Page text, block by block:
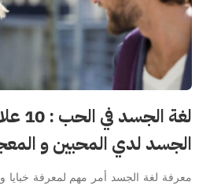
لغة
الجسد لدي المحبين و
معرفة لغة الجسد أمر مهم لمعرفة خبايا